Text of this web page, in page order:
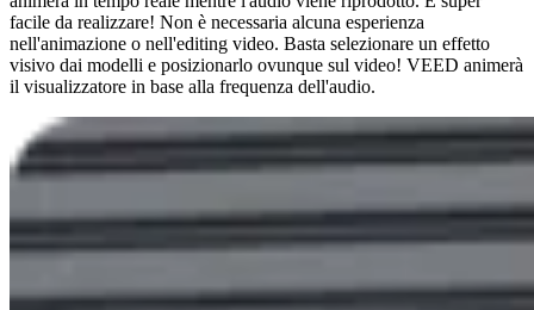
facile da realizzare! Non è necessaria alcuna esperienza
nell'animazione o nell'editing video. Basta selezionare un effetto
visivo dai modelli e posizionarlo ovunque sul video! VEED animerà
il visualizzatore in base alla frequenza dell'audio.